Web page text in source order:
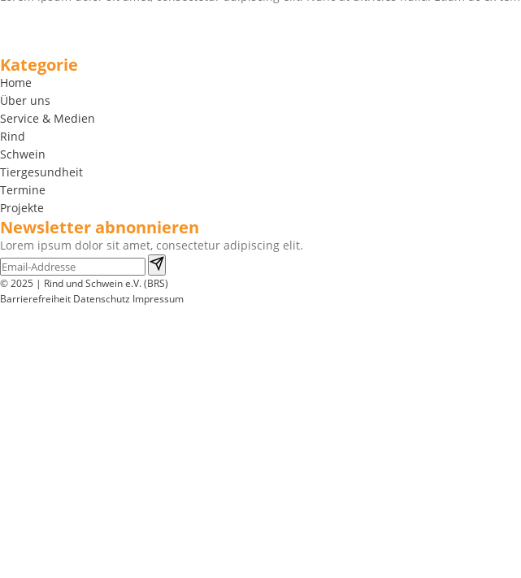
Kategorie
Home
Über uns
Service & Medien
Rind
Schwein
Tiergesundheit
Termine
Projekte
Newsletter abnonnieren
Lorem ipsum dolor sit amet, consectetur adipiscing elit.
© 2025 | Rind und Schwein e.V. (BRS)
Barrierefreiheit Datenschutz Impressum